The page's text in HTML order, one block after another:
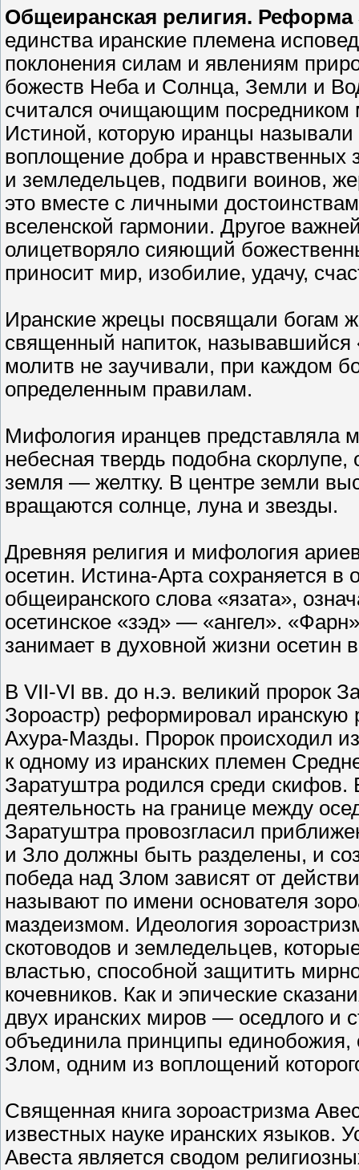
Общеиранская религия.
единства иранские племена
поклонения силам и явлениям
божеств Неба и Солнца, Земли и
считался очищающим
Истиной, которую иранцы
воплощение добра и нравственных
и земледельцев, подвиги воинов,
это вместе с личными
вселенской гармонии. Другое
олицетворяло сияющий
приносит мир, изобилие, удачу,
Иранские жрецы посвящали богам
священный напиток,
молитв не заучивали, при каждом
определенным правилам.
Мифология иранцев представляла
небесная твердь подобна
земля — желтку. В центре земли
вращаются солнце, луна и звезды.
Древняя религия и мифология
осетин. Истина-Арта сохраняется
общеиранского слова «язата»,
осетинское «зэд» — «ангел».
занимает в духовной жизни
В VII-VI вв. до н.э. великий пророк
Зороастр) реформировал иранскую
Ахура-Мазды. Пророк происходил
к одному из иранских племен
Заратуштра родился среди
деятельность на границе между
Заратуштра провозгласил
и Зло должны быть разделены, и
победа над Злом зависят от
называют по имени основателя
маздеизмом. Идеология
скотоводов и земледельцев,
властью, способной защитить
кочевников. Как и эпические
двух иранских миров — оседлого и
объединила принципы единобожия,
Злом, одним из воплощений
Священная книга зороастризма
известных науке иранских языков.
Авеста является сводом